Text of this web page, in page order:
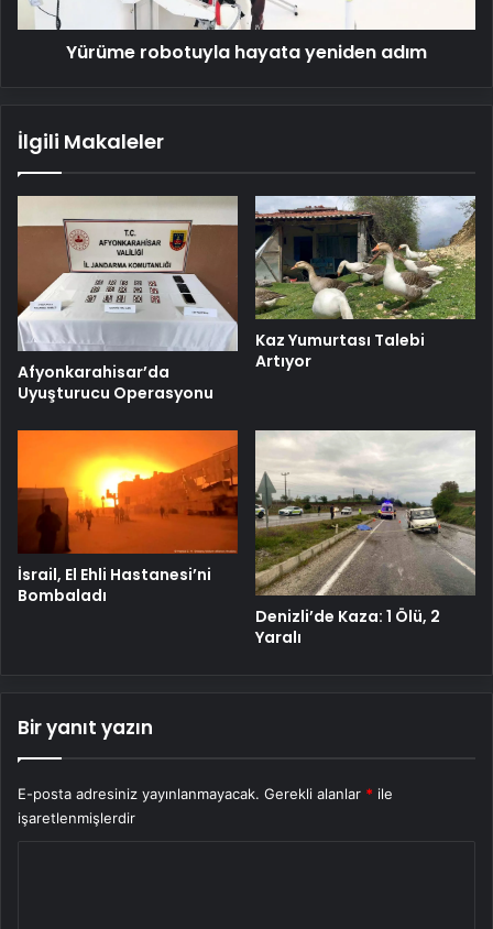
Yürüme robotuyla hayata yeniden adım
İlgili Makaleler
Afyonkarahisar’da
Uyuşturucu Operasyonu
Kaz Yumurtası Talebi
Artıyor
İsrail, El Ehli Hastanesi’ni
Bombaladı
Denizli’de Kaza: 1 Ölü, 2
Yaralı
Bir yanıt yazın
E-posta adresiniz yayınlanmayacak. Gerekli alanlar * ile
işaretlenmişlerdir